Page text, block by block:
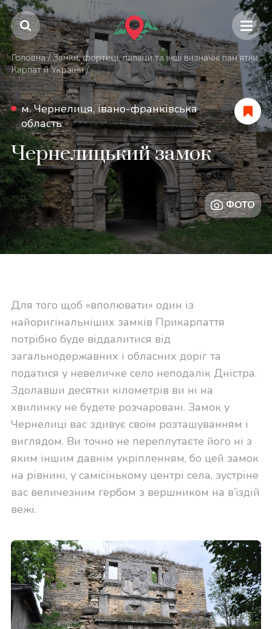
Головна / Замки, фортеці, палаци та інші визначні пам’ятки
Карпат й України /
м. Чернелиця, івано-франківська
область
Чернелицький замок
ФОТО
Для того щоб «вполювати» один із
найоригінальніших замків Прикарпаття
потрібно буде віддалитися від
загальнодержавних і обласних доріг та
податися у невеличке село неподалік Дністра.
Здолавши десятки кілометрів ви ні на
хвилинку не будете розчаровані. Замок у
Чернелиці вас здивує своїм розташуванням і
виглядом. Ви точно не переплутаєте його ні з
яким іншим давнім укріпленням, бо цей замок
на рівнині, у самісінькому центрі села, зустріне
вас величезним гербом з вершником на в’їздій
вежі.